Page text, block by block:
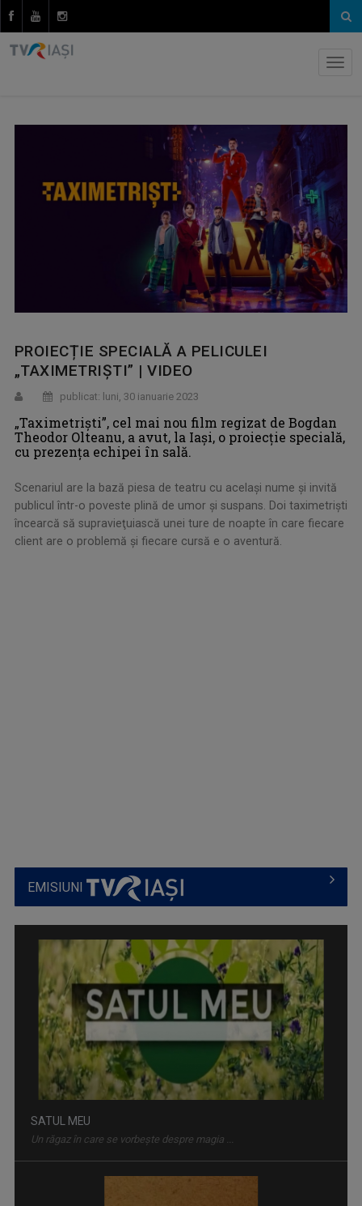
PROIECȚIE SPECIALĂ A PELICULEI
„TAXIMETRIȘTI” | VIDEO
publicat: luni, 30 ianuarie 2023
„Taximetriști”, cel mai nou film regizat de Bogdan
Theodor Olteanu, a avut, la Iași, o proiecţie specială,
cu prezenţa echipei în sală.
Scenariul are la bază piesa de teatru cu același nume și invită
publicul într-o poveste plină de umor și suspans. Doi taximetrişti
încearcă să supravieţuiască unei ture de noapte în care fiecare
client are o problemă şi fiecare cursă e o aventură.
EMISIUNI
SATUL MEU
Un răgaz în care se vorbeşte despre magia ...